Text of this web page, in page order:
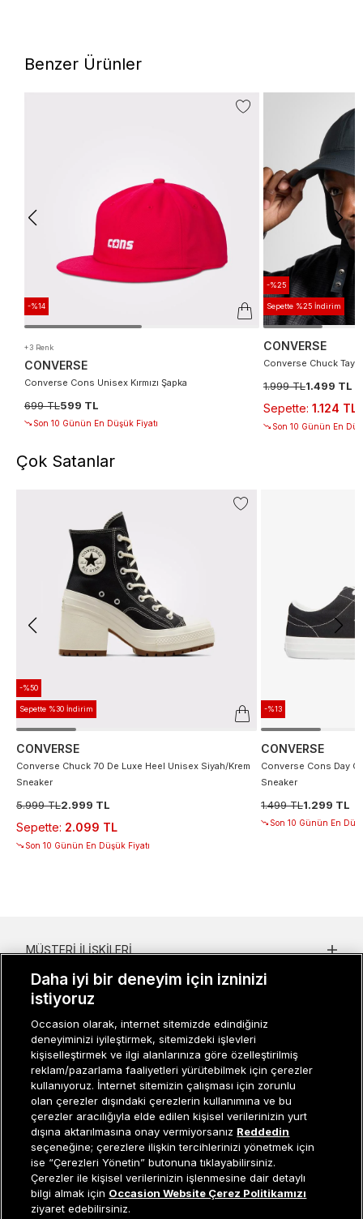
Tükendi
Benzer Ürünler
-%14
+3 Renk
CONVERSE
Converse Cons Unisex Kırmızı Şapka
699 TL599 TL
Son 10 Günün En Düşük Fiyatı
-%25
Sepette %25 İndirim
CONVERSE
Converse Chuck
1.999 TL1.499 TL
Sepette: 1.124 TL
Son 10 Günün En
Çok Satanlar
-%50
Sepette %30 İndirim
CONVERSE
Converse Chuck 70 De Luxe Heel Unisex Siyah/Krem
Sneaker
5.999 TL2.999 TL
Sepette: 2.099 TL
Son 10 Günün En Düşük Fiyatı
-%13
CONVERSE
Converse Cons Day
Sneaker
1.499 TL1.299 TL
Son 10 Günün En
Müşteri İlişkileri0 850 800 01 20
MÜŞTERI İLIŞKILERI
KURUMSAL
GRUP MARKALAR
ERKEK KATEGORILER
Occasion bir EREN PERAKENDE markasıdır. © Eren Holding
Daha iyi bir deneyim için izninizi
istiyoruz
Occasion olarak, internet sitemizde edindiğiniz
deneyiminizi iyileştirmek, sitemizdeki işlevleri
kişiselleştirmek ve ilgi alanlarınıza göre özelleştirilmiş
reklam/pazarlama faaliyetleri yürütebilmek için çerezler
kullanıyoruz. İnternet sitemizin çalışması için zorunlu
olan çerezler dışındaki çerezlerin kullanımına ve bu
çerezler aracılığıyla elde edilen kişisel verilerinizin yurt
dışına aktarılmasına onay vermiyorsanız Reddedin
seçeneğine; çerezlere ilişkin tercihlerinizi yönetmek için
ise “Çerezleri Yönetin” butonuna tıklayabilirsiniz.
Çerezler ile kişisel verilerinizin işlenmesine dair detaylı
bilgi almak için Occasion Website Çerez Politikamızı
ziyaret edebilirsiniz.